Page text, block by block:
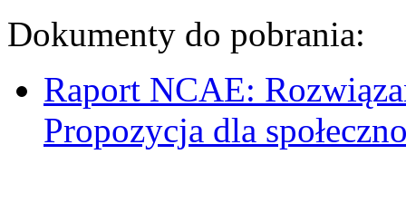
Dokumenty do pobrania:
Raport NCAE:
Propozycja dla